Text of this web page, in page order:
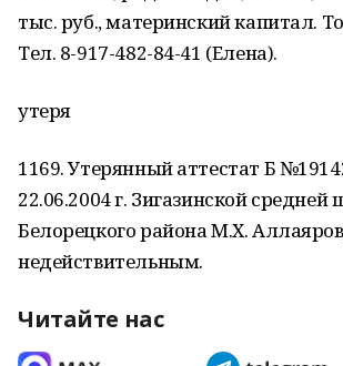
тыс. руб., материнский капитал.
Тел. 8-917-482-84-41 (Елена).
утеря
1169. Утерянный аттестат Б
22.06.2004 г. Зигазинской средней
Белорецкого района М.Х.
недействительным.
Читайте нас